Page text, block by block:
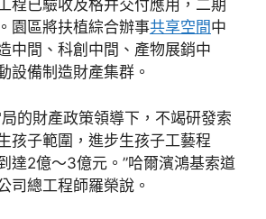
程已驗收及格并交付應用，二期
園區將扶植綜合辦事共享空間中
中間、科創中間、產物展銷中
設備制造財產集群。
的財產政策領導下，不竭研發索
孩子範圍，進步生孩子工藝程
達2億～3億元。”哈爾濱鴻基索道
司總工程師羅榮說。